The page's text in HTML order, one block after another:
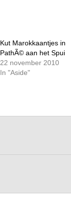
Kut Marokkaantjes in
PathÃ© aan het Spui
22 november 2010
In "Aside"